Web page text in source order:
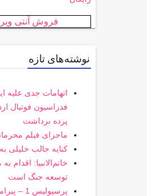
فروش آنتی
نوشته‌های تازه
اتهامات جدی علیه
فدراسیون فوتبال
پرده برداشت
ماجرای فیلم
کنایه جالب خلیلی
خاتم‌الانبیا: اقدام
توسعه جنگ است